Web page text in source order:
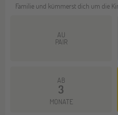
Familie und kümmerst dich um die
AU
PAIR
AB
3
MONATE